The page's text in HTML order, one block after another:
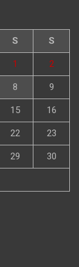
S S
1 2
8 9
15 16
22 23
29 30